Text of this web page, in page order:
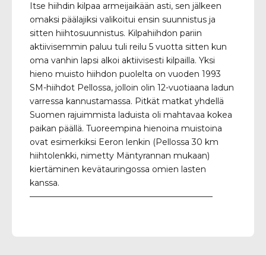
Itse hiihdin kilpaa armeijaikään asti, sen jälkeen
omaksi päälajiksi valikoitui ensin suunnistus ja
sitten hiihtosuunnistus. Kilpahiihdon pariin
aktiivisemmin paluu tuli reilu 5 vuotta sitten kun
oma vanhin lapsi alkoi aktiivisesti kilpailla. Yksi
hieno muisto hiihdon puolelta on vuoden 1993
SM-hiihdot Pellossa, jolloin olin 12-vuotiaana ladun
varressa kannustamassa. Pitkät matkat yhdellä
Suomen rajuimmista laduista oli mahtavaa kokea
paikan päällä. Tuoreempina hienoina muistoina
ovat esimerkiksi Eeron lenkin (Pellossa 30 km
hiihtolenkki, nimetty Mäntyrannan mukaan)
kiertäminen kevätauringossa omien lasten
kanssa.
——————————————————————